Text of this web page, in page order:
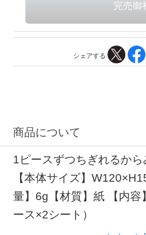
シェアする
商品について
1ピースずつちぎれるから
【本体サイズ】
量】6g【材質】紙 【内
ース×2シート）